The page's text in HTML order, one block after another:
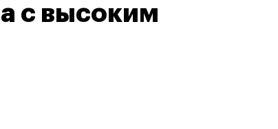
с высоким